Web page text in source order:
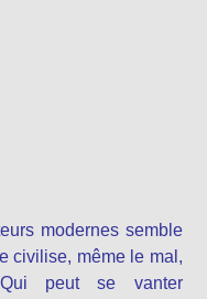
modernes semble
civilise, même le mal,
Qui peut se vanter